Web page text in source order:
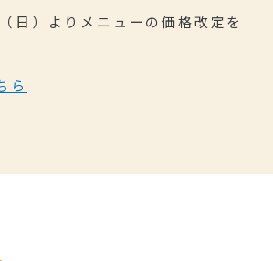
日）よりメニューの価格改定を
ら